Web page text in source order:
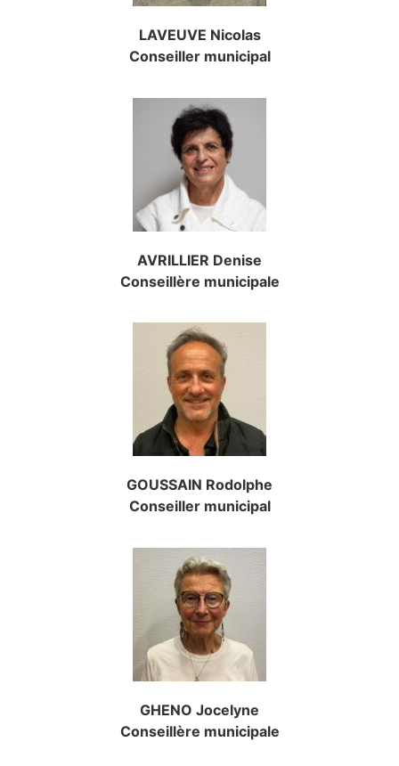
LAVEUVE Nicolas
Conseiller municipal
AVRILLIER Denise
Conseillère municipale
GOUSSAIN Rodolphe
Conseiller municipal
GHENO Jocelyne
Conseillère municipale